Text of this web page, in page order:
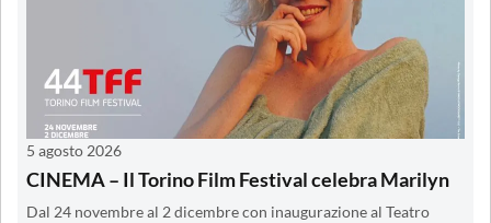
5 agosto 2026
CINEMA – Il Torino Film Festival celebra Marilyn
Dal 24 novembre al 2 dicembre con inaugurazione al Teatro